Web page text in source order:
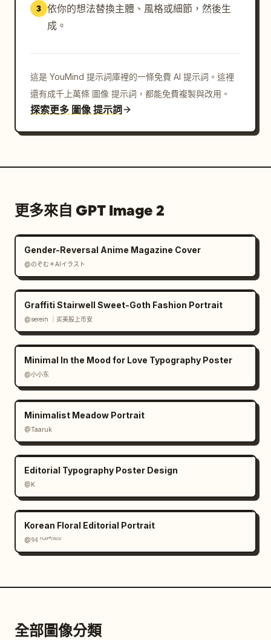
合，黑色墨線、毛筆書法、褪色的紅印章、手寫編號圖表
感、華麗但易讀的隔間、舊紙質感、細膩的水彩渲染、發光
3 依你的想法替換主體、風格或細節，然後生
成。
這是 YouMind 提示詞庫裡的一條免費 AI 提示詞。這裡
還有成千上萬條 圖像 提示詞，都能免費複製與改用。
探索更多 圖像 提示詞
更多來自 GPT Image 2
Gender-Reversal Anime Magazine Cover
@のぞむ＊AIイラスト
Graffiti Stairwell Sweet-Goth Fashion Portrait
@serein ｜买美股上币安
Minimal In the Mood for Love Typography Poster
@小小东
Minimalist Meadow Portrait
@Taaruk
Editorial Typography Poster Design
@K
Korean Floral Editorial Portrait
@𝟡𝟜 ᴾᴸᴬʸᶠᴼᴿᴳᴱ
全部圖像分類